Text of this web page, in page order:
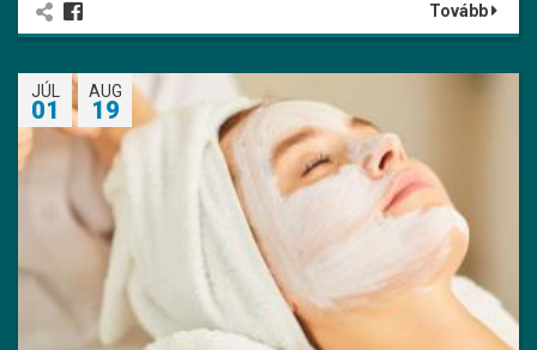
Tovább
JÚL
01
AUG
19